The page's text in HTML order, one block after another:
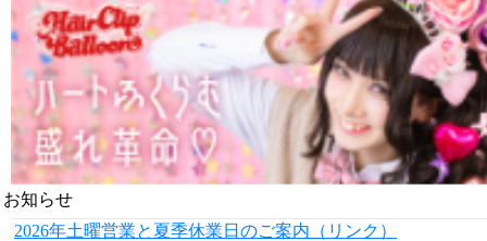
お知らせ
2026年土曜営業と夏季休業日のご案内（リンク）